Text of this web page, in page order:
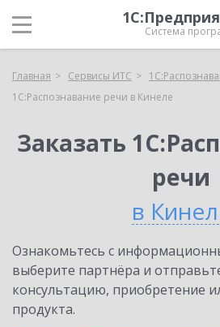
Система
Главная Сервисы ИТС
1С:Распознавание речи в Кинеле
Заказать
речи
в
Ознакомьтесь с
выберите партнёра и
консультацию, приобретение
продукта.